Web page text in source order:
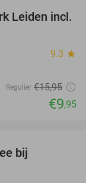
38%
Leiden incl.
9.3 star
Regulier €15,95
€9,95
bij